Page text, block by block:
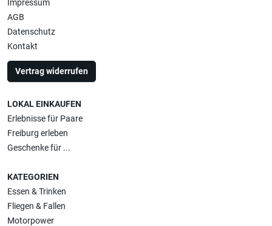
Impressum
AGB
Datenschutz
Kontakt
Vertrag widerrufen
LOKAL EINKAUFEN
Erlebnisse für Paare
Freiburg erleben
Geschenke für ...
KATEGORIEN
Essen & Trinken
Fliegen & Fallen
Motorpower